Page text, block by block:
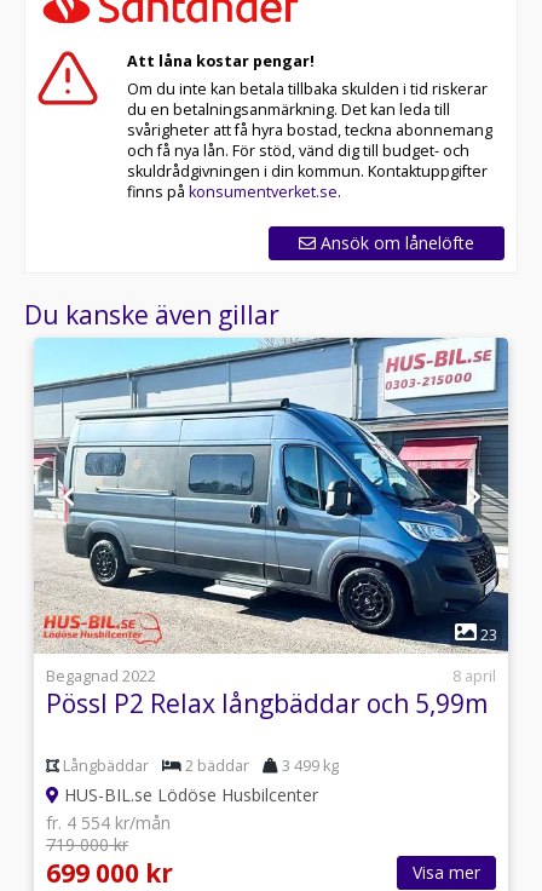
Att låna kostar pengar!
Om du inte kan betala tillbaka skulden i tid riskerar
du en betalningsanmärkning. Det kan leda till
svårigheter att få hyra bostad, teckna abonnemang
och få nya lån. För stöd, vänd dig till budget- och
skuldrådgivningen i din kommun. Kontaktuppgifter
finns på konsumentverket.se.
Ansök om lånelöfte
Du kanske även gillar
1
23
Begagnad 2022
8 april
Pössl P2 Relax långbäddar och 5,99m
Långbäddar 2 bäddar 3 499 kg
HUS-BIL.se Lödöse Husbilcenter
fr. 4 554 kr/mån
719 000 kr
699 000 kr Visa mer